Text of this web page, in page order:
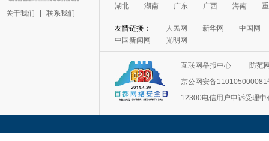
关于我们 联系我们
湖北
湖南 广东 广西 海南
友情链接： 人民网 新华网
中国网
中国新闻网
光明网
互联网举报中心
防范
京公网安备110105000081
12300电信用户申诉受理中